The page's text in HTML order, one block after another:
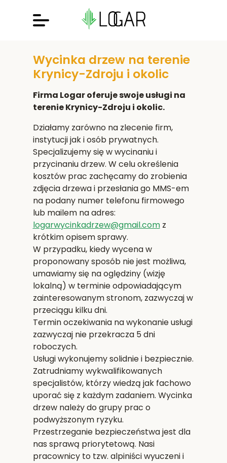
Wycinka drzew na terenie
Krynicy-Zdroju i okolic
Firma Logar oferuje swoje usługi na
terenie Krynicy-Zdroju i okolic.
Działamy zarówno na zlecenie firm,
instytucji jak i osób prywatnych.
Specjalizujemy się w wycinaniu i
przycinaniu drzew. W celu określenia
kosztów prac zachęcamy do zrobienia
zdjęcia drzewa i przesłania go MMS-em
na podany numer telefonu firmowego
lub mailem na adres:
logarwycinkadrzew@gmail.comz
krótkim opisem sprawy.
W przypadku, kiedy wycena w
proponowany sposób nie jest możliwa,
umawiamy się na oględziny (wizję
lokalną) w terminie odpowiadającym
zainteresowanym stronom, zazwyczaj w
przeciągu kilku dni.
Termin oczekiwania na wykonanie usługi
zazwyczaj nie przekracza 5 dni
roboczych.
Usługi wykonujemy solidnie i bezpiecznie.
Zatrudniamy wykwalifikowanych
specjalistów, którzy wiedzą jak fachowo
uporać się z każdym zadaniem. Wycinka
drzew należy do grupy prac o
podwyższonym ryzyku.
Przestrzeganie bezpieczeństwa jest dla
nas sprawą priorytetową. Nasi
pracownicy to tzw. alpiniści wyuczeni i